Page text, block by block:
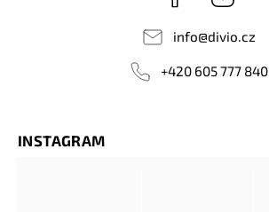
info@divio.cz
+420 605 777 840
INSTAGRAM